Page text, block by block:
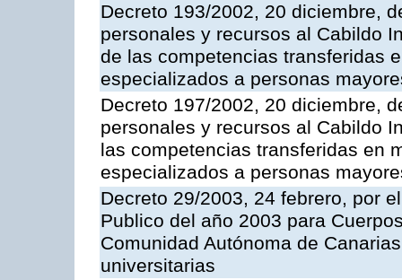
Decreto 193/2002, 20 diciembre,
personales y recursos al Cabildo
de las competencias transferidas
especializados a personas
Decreto 197/2002, 20 diciembre,
personales y recursos al Cabildo
las competencias transferidas en
especializados a personas
Decreto 29/2003, 24 febrero, por
Publico del año 2003 para
Comunidad Autónoma de
universitarias